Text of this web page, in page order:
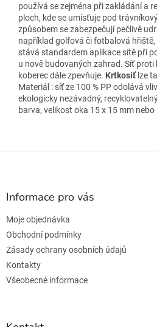
používá se zejména při zakládání a
ploch, kde se umísťuje pod
způsobem se zabezpečují pečlivě
například golfová či fotbalová hřiště,
stává standardem aplikace sítě při
u nově budovaných zahrad. Síť
koberec dále zpevňuje. Krtkosíťlze
Materiál : síť ze 100 % PP odolává
ekologicky nezávadný,
barva, velikost oka 15 x 15 mm nebo
Z
Informace pro vás
Moje objednávka
Obchodní podmínky
Zásady ochrany osobních údajů
Kontakty
Všeobecné informace